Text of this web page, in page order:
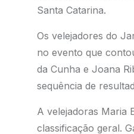
Santa Catarina.
Os velejadores do
no evento que
da Cunha e Joana
sequência de
A velejadoras Maria
classificação geral.